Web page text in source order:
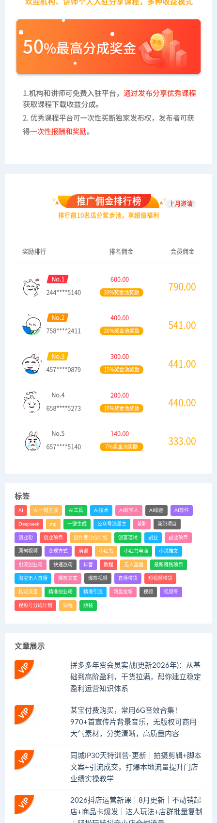
标签
AI AI一键生成 AI工具 AI技术 AI数字人 AI绘画 AI软件
Deepseek mp 一键生成 公众号流量主 兼职 兼职项目
创业粉 创业项目 创作者分成计划 创富道场 副业 副业项目
原创视频 变现方式 培训 小红书 小红书电商 小说推文
引流创业粉 快速涨粉 抖音 教程 无人直播 最新赚钱项目
淘宝无人直播 爆款文案 爆款视频 直播带货 短视频带货
私域流量 精准创业粉 精准引流 网盘拉新 视频 视频号
视频号分成计划 课程 赚钱
文章展示
拼多多年费会员实战(更新2026年)：从基
础到高阶盈利，干货拉满，帮你建立稳定
盈利运营知识体系
某宝付费购买，常用6G音效合集！
970+首宣传片背景音乐，无版权可商用
大气素材，分类清晰，高质量内容
同城IP30天特训营-更新｜拍摄剪辑+脚本
文案+引流成交，打爆本地流量提升门店
业绩实操教学
2026抖店运营新课｜8月更新｜不动销起
店+商品卡爆发｜达人玩法+店群批量复制